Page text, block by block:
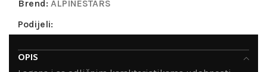
Brend: ALPINESTARS
Podijeli:
OPIS